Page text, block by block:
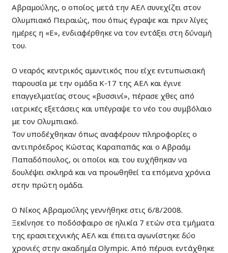
Αβραμούλης, ο οποίος μετά την ΑΕΛ συνεχίζει στον
Ολυμπιακό Πειραιώς, που όπως έγραψε και πριν λίγες
ημέρες η «Ε», ενδιαφέρθηκε να τον εντάξει στη δύναμή
του.
Ο νεαρός κεντρικός αμυντικός που είχε εντυπωσιακή
παρουσία με την ομάδα Κ-17 της ΑΕΛ και έγινε
επαγγελματίας στους «βυσσινί», πέρασε χθες από
ιατρικές εξετάσεις και υπέγραψε το νέο του συμβόλαιο
με τον Ολυμπιακό.
Τον υποδέχθηκαν όπως αναφέρουν πληροφορίες ο
αντιπρόεδρος Κώστας Καραπαπάς και ο Αβραάμ
Παπαδόπουλος, οι οποίοι και του ευχήθηκαν να
δουλέψει σκληρά και να προωθηθεί τα επόμενα χρόνια
στην πρώτη ομάδα.
O Νίκος Αβραμούλης γεννήθηκε στις 6/8/2008.
Ξεκίνησε το ποδόσφαιρο σε ηλικία 7 ετών στα τμήματα
της ερασιτεχνικής ΑΕΛ και έπειτα αγωνίστηκε δύο
χρονιές στην ακαδημία Olympic. Από πέρυσι εντάχθηκε